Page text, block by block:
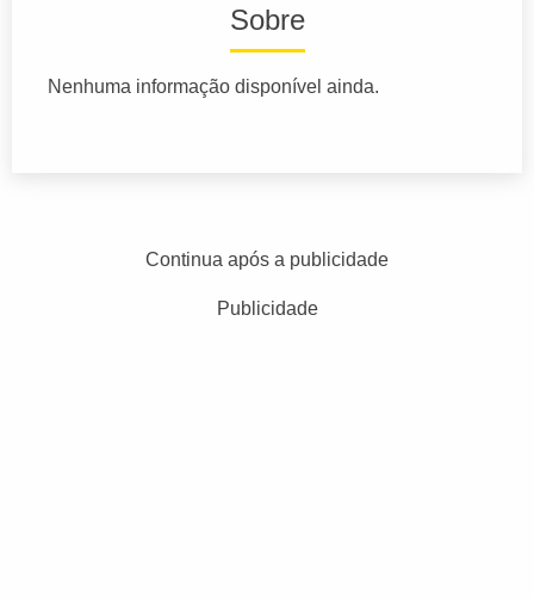
Sobre
Nenhuma informação disponível ainda.
Continua após a publicidade
Publicidade